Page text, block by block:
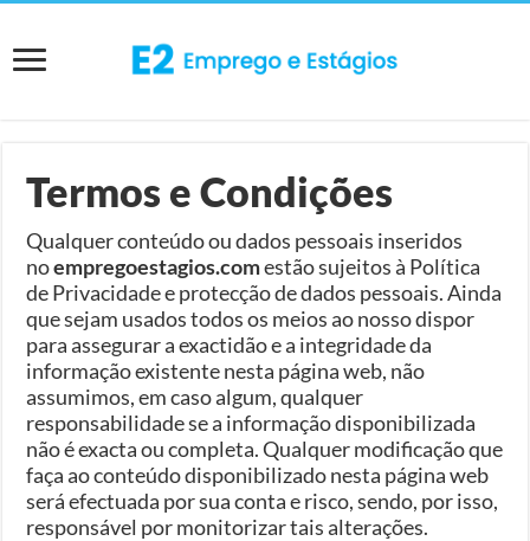
Termos e Condições
Qualquer conteúdo ou dados pessoais inseridos
noempregoestagios.comestão sujeitos à Política
de Privacidade e protecção de dados pessoais. Ainda
que sejam usados todos os meios ao nosso dispor
para assegurar a exactidão e a integridade da
informação existente nesta página web, não
assumimos, em caso algum, qualquer
responsabilidade se a informação disponibilizada
não é exacta ou completa. Qualquer modificação que
faça ao conteúdo disponibilizado nesta página web
será efectuada por sua conta e risco, sendo, por isso,
responsável por monitorizar tais alterações.